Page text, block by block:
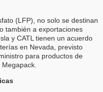
(LFP), no solo se destinan
también a exportaciones
y CATL tienen un acuerdo
en Nevada, previsto
para productos de